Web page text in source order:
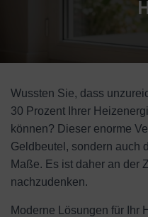
Wussten Sie, dass
30 Prozent Ihrer
können? Dieser enorme
Geldbeutel, sondern auch
Maße. Es ist daher an der
nachzudenken.
Moderne Lösungen für Ihr